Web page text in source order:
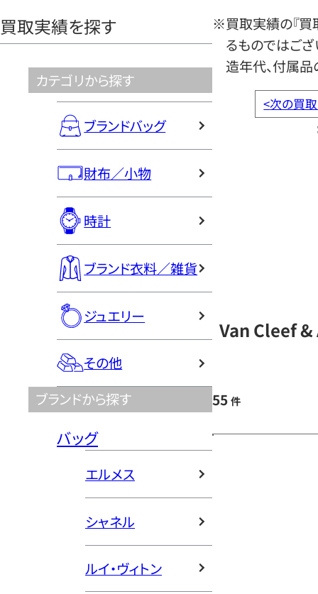
買取実績を探す
カテゴリから探す
ブランドバッグ
財布／小物
時計
ブランド衣料／雑貨
ジュエリー
その他
ブランドから探す
バッグ
エルメス
シャネル
ルイ・ヴィトン
※買取実績の『買
るものではござ
造年代、付属品
<次の買
Van Cleef &
55 件